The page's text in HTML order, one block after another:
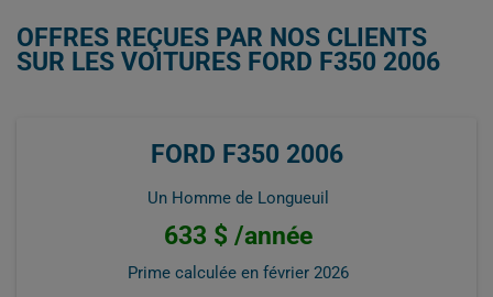
OFFRES REÇUES PAR NOS CLIENTS
SUR LES VOITURES FORD F350 2006
FORD F350 2006
Un Homme de Longueuil
633 $ /année
Prime calculée en février 2026